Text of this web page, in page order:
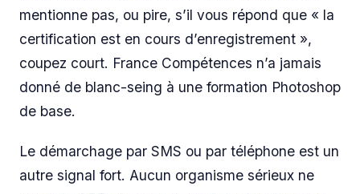
mentionne pas, ou pire, s’il vous répond que « la
certification est en cours d’enregistrement »,
coupez court. France Compétences n’a jamais
donné de blanc-seing à une formation Photoshop
de base.
Le démarchage par SMS ou par téléphone est un
autre signal fort. Aucun organisme sérieux ne